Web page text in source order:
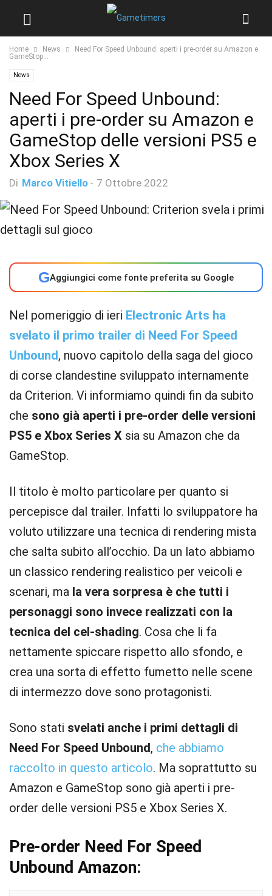
Home News
Need For Speed Unbound: aperti i pre-order su Amazon e
GameStop...
News
Need For Speed Unbound:
aperti i pre-order su Amazon e
GameStop delle versioni PS5 e
Xbox Series X
Di Marco Vitiello - 7 Ottobre 2022
GAggiungici come fonte preferita su Google
Nel pomeriggio di ieri Electronic Arts ha
svelato il primo trailer di Need For Speed
Unbound, nuovo capitolo della saga del gioco
di corse clandestine sviluppato internamente
da Criterion. Vi informiamo quindi fin da subito
che sono già aperti i pre-order delle versioni
PS5 e Xbox Series X sia su Amazon che da
GameStop.
Il titolo è molto particolare per quanto si
percepisce dal trailer. Infatti lo sviluppatore ha
voluto utilizzare una tecnica di rendering mista
che salta subito all’occhio. Da un lato abbiamo
un classico rendering realistico per veicoli e
scenari, ma la vera sorpresa è che tutti i
personaggi sono invece realizzati con la
tecnica del cel-shading. Cosa che li fa
nettamente spiccare rispetto allo sfondo, e
crea una sorta di effetto fumetto nelle scene
di intermezzo dove sono protagonisti.
Sono stati svelati anche i primi dettagli di
Need For Speed Unbound, che abbiamo
raccolto in questo articolo. Ma soprattutto su
Amazon e GameStop sono già aperti i pre-
order delle versioni PS5 e Xbox Series X.
Pre-order Need For Speed
Unbound Amazon: